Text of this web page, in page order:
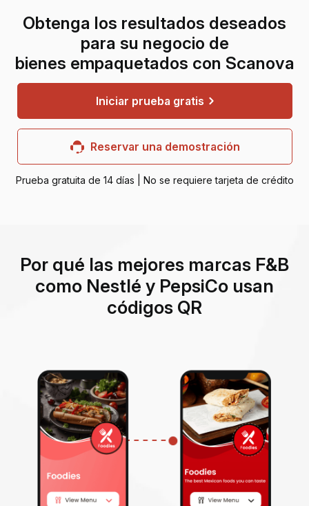
Obtenga los resultados deseados
para su negocio de
bienes empaquetados con Scanova
Iniciar prueba gratis
Reservar una demostración
Prueba gratuita de 14 días | No se requiere tarjeta de crédito
Por qué las mejores marcas F&B
como Nestlé y PepsiCo usan
códigos QR